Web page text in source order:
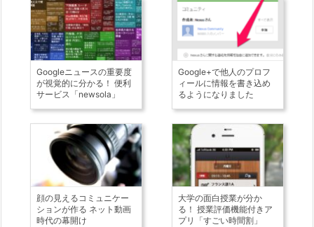
Googleニュースの重要度
が視覚的に分かる！ 便利
サービス「newsola」
Google+で他人のプロフ
ィールに情報を書き込め
るようになりました
顔の見えるコミュニケー
ションが作る ネット動画
時代の幕開け
大学の面白授業が分か
る！ 授業評価機能付きア
プリ「すごい時間割」